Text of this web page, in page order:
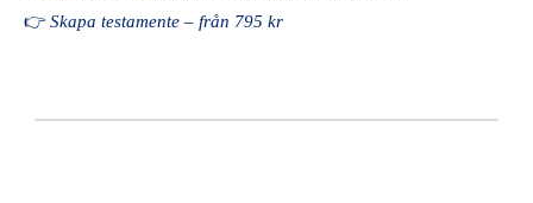
👉 Skapa testamente – från 795 kr